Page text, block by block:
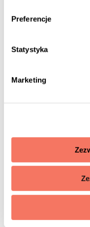
Preferencje
Statystyka
Marketing
Kontakt —
Opisz w 2–3
efekt jest dla Ciebie